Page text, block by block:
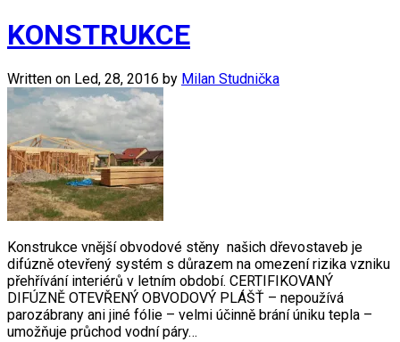
KONSTRUKCE
Written on Led, 28, 2016 by Milan Studnička
Konstrukce vnější obvodové stěny našich dřevostaveb je
difúzně otevřený systém s důrazem na omezení rizika vzniku
přehřívání interiérů v letním období. CERTIFIKOVANÝ
DIFÚZNĚ OTEVŘENÝ OBVODOVÝ PLÁŠŤ – nepoužívá
parozábrany ani jiné fólie – velmi účinně brání úniku tepla –
umožňuje průchod vodní páry…